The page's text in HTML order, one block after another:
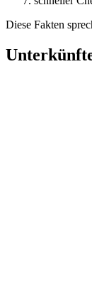
Diese Fakten